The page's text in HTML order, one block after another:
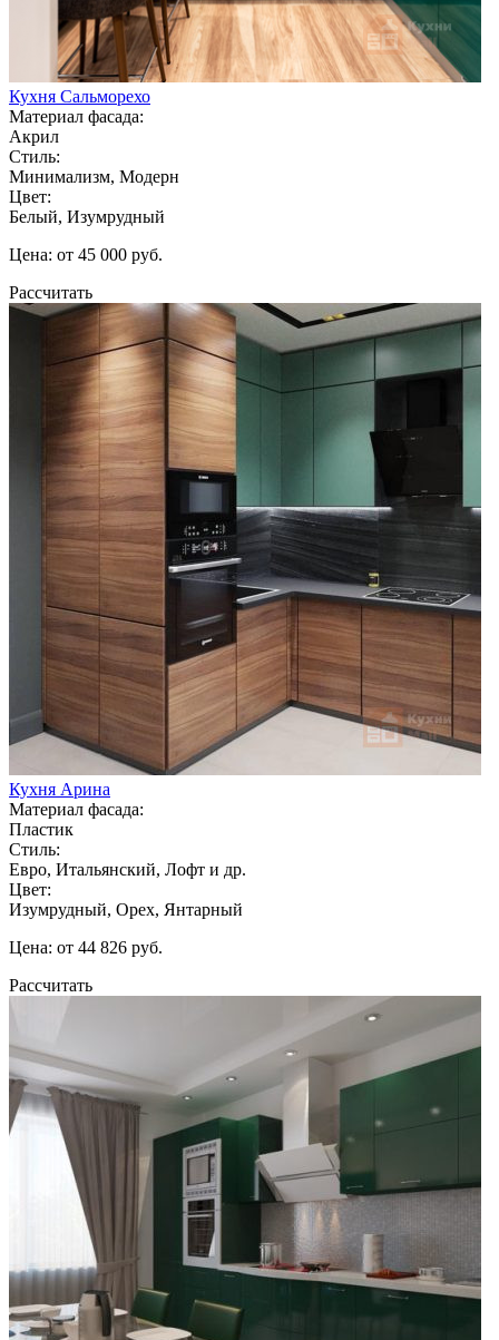
Кухня Сальморехо
Материал фасада:
Акрил
Стиль:
Минимализм, Модерн
Цвет:
Белый, Изумрудный
Цена: от 45 000 руб.
Рассчитать
Кухня Арина
Материал фасада:
Пластик
Стиль:
Евро, Итальянский, Лофт и др.
Цвет:
Изумрудный, Орех, Янтарный
Цена: от 44 826 руб.
Рассчитать